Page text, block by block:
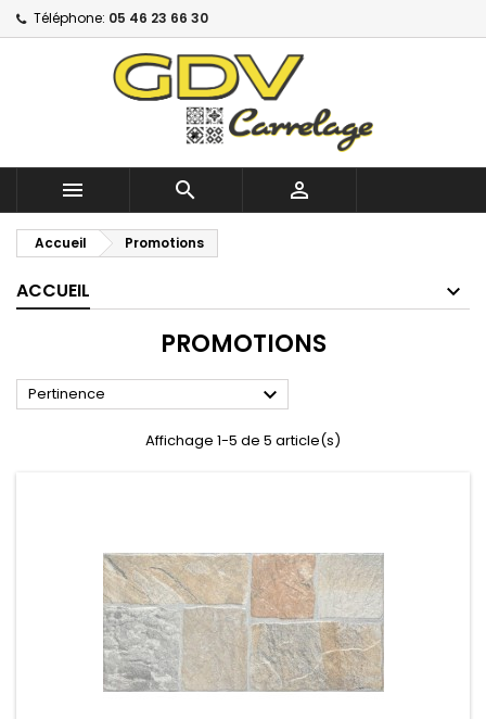
Téléphone: 05 46 23 66 30
  
Accueil Promotions
ACCUEIL
PROMOTIONS
Pertinence 
Affichage 1-5 de 5 article(s)